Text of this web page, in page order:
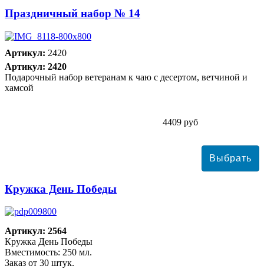
Праздничный набор № 14
Артикул: 2420
Артикул: 2420
Подарочный набор ветеранам к чаю с десертом, ветчиной и
хамсой
4409 руб
Кружка День Победы
Артикул: 2564
Кружка День Победы
Вместимость: 250 мл.
Заказ от 30 штук.